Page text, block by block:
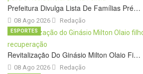
Prefeitura Divulga Lista De Famílias Pré…
08 Ago 2026 Redação
Revitalização Do Ginásio Milton Olaio Fi…
08 Ago 2026
ESPORTES
Redação